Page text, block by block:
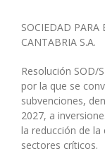
SOCIEDAD PARA
CANTABRIA S.A.
Resolución SOD/
por la que se
subvenciones,
2027, a
la reducción de la
sectores críticos.